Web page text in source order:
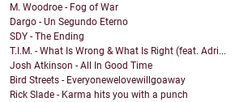
M. Woodroe - Fog of War
Dargo - Un Segundo Eterno
SDY - The Ending
T.I.M. - What Is Wrong & What Is Right (feat. Adri...
Josh Atkinson - All In Good Time
Bird Streets - Everyonewelovewillgoaway
Rick Slade - Karma hits you with a punch